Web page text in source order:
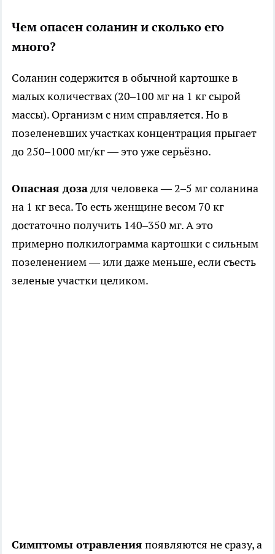
Чем опасен соланин и сколько его
много?
Соланин содержится в обычной картошке в
малых количествах (20–100 мг на 1 кг сырой
массы). Организм с ним справляется. Но в
позеленевших участках концентрация прыгает
до 250–1000 мг/кг — это уже серьёзно.
Опасная дозадля человека — 2–5 мг соланина
на 1 кг веса. То есть женщине весом 70 кг
достаточно получить 140–350 мг. А это
примерно полкилограмма картошки с сильным
позеленением — или даже меньше, если съесть
зеленые участки целиком.
Симптомы отравления появляются не сразу, а